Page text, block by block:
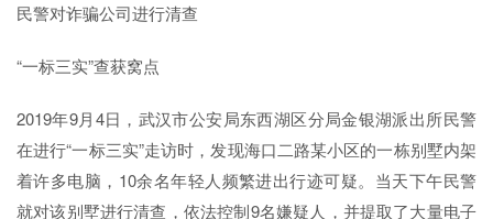
民警对诈骗公司进行清查
“一标三实”查获窝点
2019年9月4日，武汉市公安局东西湖区分局金银湖派出所民警
在进行“一标三实”走访时，发现海口二路某小区的一栋别墅内架
着许多电脑，10余名年轻人频繁进出行迹可疑。当天下午民警
就对该别墅进行清查，依法控制9名嫌疑人，并提取了大量电子